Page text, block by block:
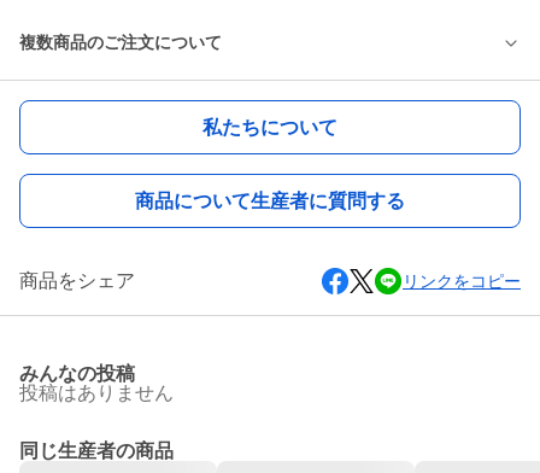
複数商品のご注文について
私たちについて
商品について生産者に質問する
商品をシェア リンクをコピー
みんなの投稿
投稿はありません
同じ生産者の商品